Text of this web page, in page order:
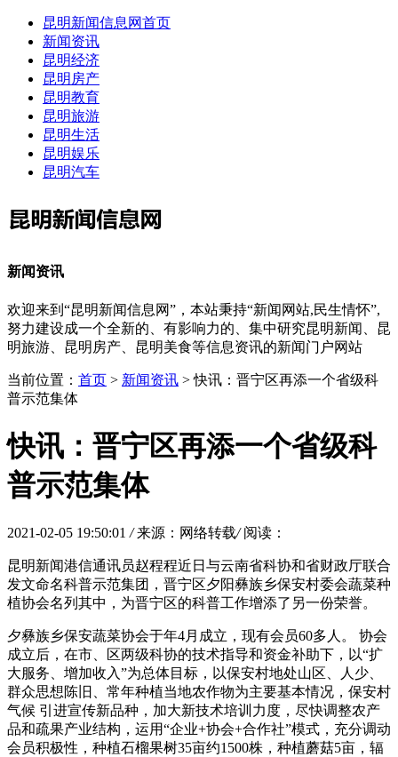
昆明新闻信息网首页
新闻资讯
昆明经济
昆明房产
昆明教育
昆明旅游
昆明生活
昆明娱乐
昆明汽车
新闻资讯
欢迎来到“昆明新闻信息网”，本站秉持“新闻网站,民生情怀”,
努力建设成一个全新的、有影响力的、集中研究昆明新闻、昆
明旅游、昆明房产、昆明美食等信息资讯的新闻门户网站
当前位置： 首页 > 新闻资讯 > 快讯：晋宁区再添一个省级科
普示范集体
快讯：晋宁区再添一个省级科
普示范集体
2021-02-05 19:50:01/ 来源：网络转载/ 阅读：
昆明新闻港信通讯员赵程程近日与云南省科协和省财政厅联合
发文命名科普示范集团，晋宁区夕阳彝族乡保安村委会蔬菜种
植协会名列其中，为晋宁区的科普工作增添了另一份荣誉。
夕彝族乡保安蔬菜协会于年4月成立，现有会员60多人。 协会
成立后，在市、区两级科协的技术指导和资金补助下，以“扩
大服务、增加收入”为总体目标，以保安村地处山区、人少、
群众思想陈旧、常年种植当地农作物为主要基本情况，保安村
气候 引进宣传新品种，加大新技术培训力度，尽快调整农产
品和疏果产业结构，运用“企业+协会+合作社”模式，充分调动
会员积极性，种植石榴果树35亩约1500株，种植蘑菇5亩，辐